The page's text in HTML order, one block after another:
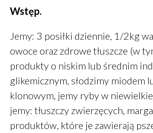
Dieta a
Zdrowe oczy
Placek z
Śniadanie –
Wstęp.
Jemy: 3 posiłki dziennie, 1/2kg
owoce oraz zdrowe tłuszcze (w
produkty o niskim lub średnim
glikemicznym, słodzimy miodem
klonowym, jemy ryby w
jemy: tłuszczy zwierzęcych,
produktów, które je zawierają